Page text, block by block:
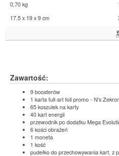
0,70 kg
17.5 x 19 x 9 cm
Zawartość:
9 boosterów
1 karta full-art foil promo - N's
65 koszulek na karty
40 kart energii
przewodnik po dodatku Mega
6 kości obrażeń
1 moneta
1 kość
pudełko do przechowywania kart, z